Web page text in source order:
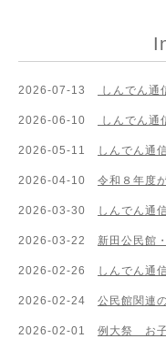
2026-07-13 しんでん
2026-06-10 しんでん
2026-05-11 しんでん通
2026-04-10 令和８年度
2026-03-30 しんでん通
2026-03-22 新田公民館
2026-02-26 しんでん通
2026-02-24 公民館関連
2026-02-01 例大祭 お子